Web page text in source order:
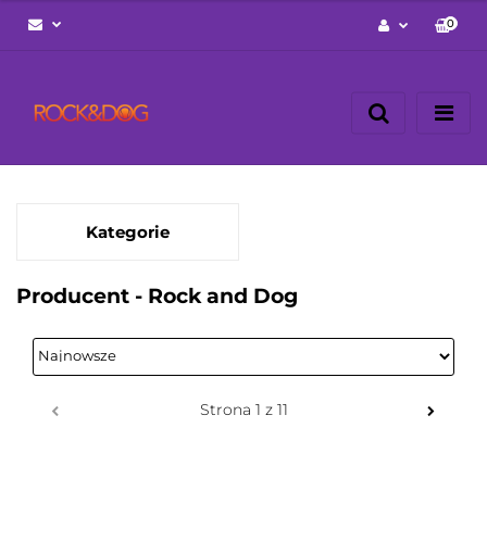
Zarejestruj się
0
Kategorie
Producent - Rock and Dog